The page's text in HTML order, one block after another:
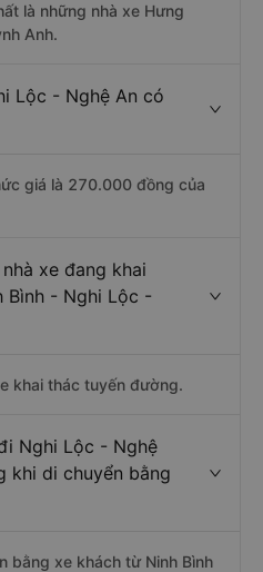
là những nhà xe Hưng
Anh.
Lộc - Nghệ An có
giá là 270.000 đồng của
xe đang khai
Bình - Nghi Lộc -
khai thác tuyến đường.
Nghi Lộc - Nghệ
khi di chuyển bằng
bằng xe khách từ Ninh Bình